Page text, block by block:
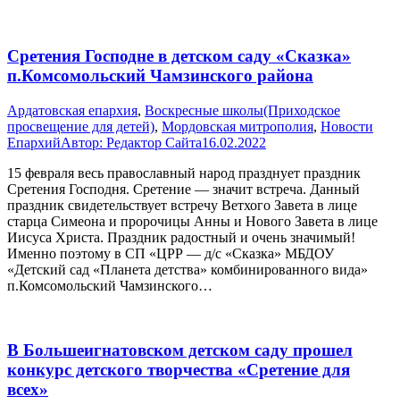
Сретения Господне в детском саду «Сказка»
п.Комсомольский Чамзинского района
Ардатовская епархия, Воскресные школы(Приходское
просвещение для детей), Мордовская митрополия, Новости
ЕпархийАвтор: Редактор Сайта16.02.2022
15 февраля весь православный народ празднует праздник
Сретения Господня. Сретение — значит встреча. Данный
праздник свидетельствует встречу Ветхого Завета в лице
старца Симеона и пророчицы Анны и Нового Завета в лице
Иисуса Христа. Праздник радостный и очень значимый!
Именно поэтому в СП «ЦРР — д/с «Сказка» МБДОУ
«Детский сад «Планета детства» комбинированного вида»
п.Комсомольский Чамзинского…
В Большеигнатовском детском саду прошел
конкурс детского творчества «Сретение для
всех»